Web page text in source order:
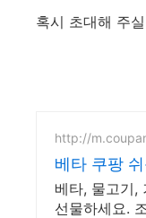
혹시 초대해 주
http://
베타 쿠팡
베타, 물고기,
선물하세요.